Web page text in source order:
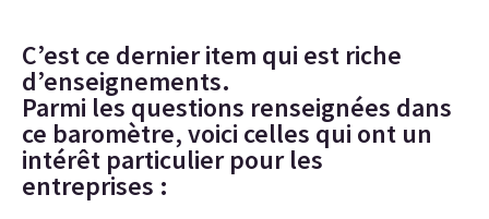
C’est ce dernier item qui est riche
d’enseignements.
Parmi les questions renseignées dans
ce baromètre, voici celles qui ont un
intérêt particulier pour les
entreprises :